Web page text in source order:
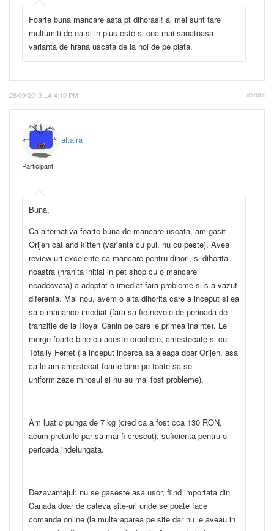
Foarte buna mancare asta pt dihorasi! ai mei sunt tare
multumiti de ea si in plus este si cea mai sanatoasa
varianta de hrana uscata de la noi de pe piata.
28/09/2013 LA 4:10 PM #5458
altaira
Participant
Buna,
Ca alternativa foarte buna de mancare uscata, am gasit
Orijen cat and kitten (varianta cu pui, nu cu peste). Avea
review-uri excelente ca mancare pentru dihori, si dihorita
noastra (hranita initial in pet shop cu o mancare
neadecvata) a adoptat-o imediat fara probleme si s-a vazut
diferenta. Mai nou, avem o alta dihorita care a inceput si ea
sa o manance imediat (fara sa fie nevoie de perioada de
tranzitie de la Royal Canin pe care le primea inainte). Le
merge foarte bine cu aceste crochete, amestecate si cu
Totally Ferret (la inceput incerca sa aleaga doar Orijen, asa
ca le-am amestecat foarte bine pe toate sa se
uniformizeze mirosul si nu au mai fost probleme).
Am luat o punga de 7 kg (cred ca a fost cca 130 RON,
acum preturile par sa mai fi crescut), suficienta pentru o
perioada indelungata.
Dezavantajul: nu se gaseste asa usor, fiind importata din
Canada doar de cateva site-uri unde se poate face
comanda online (la multe aparea pe site dar nu le aveau in